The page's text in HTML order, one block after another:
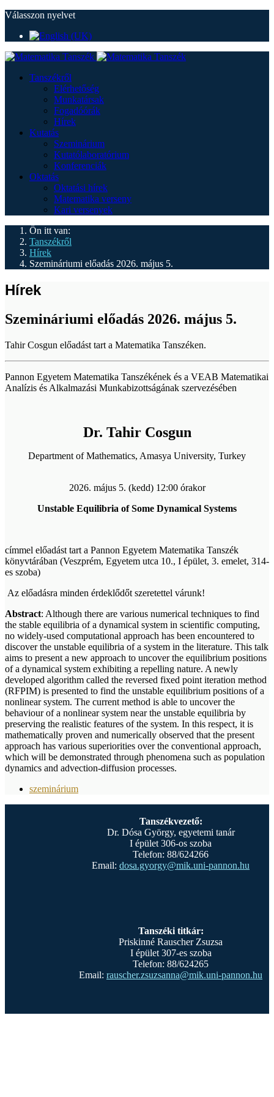
Válasszon nyelvet
Tanszékről
Elérhetőség
Munkatársak
Fogadóórák
Hírek
Kutatás
Szeminárium
Kutatólaboratórium
Konferenciák
Oktatás
Oktatási hírek
Matematika verseny
Kari versenyek
Ön itt van:
Tanszékről
Hírek
Szemináriumi előadás 2026. május 5.
Hírek
Szemináriumi előadás 2026. május 5.
Tahir Cosgun előadást tart a Matematika Tanszéken.
Pannon Egyetem Matematika Tanszékének és a VEAB Matematikai
Analízis és Alkalmazási Munkabizottságának szervezésében
Dr. Tahir Cosgun
Department of Mathematics, Amasya University, Turkey
2026. május 5. (kedd) 12:00 órakor
Unstable Equilibria of Some Dynamical Systems
címmel előadást tart a Pannon Egyetem Matematika Tanszék
könyvtárában (Veszprém, Egyetem utca 10., I épület, 3. emelet, 314-
es szoba)
Az előadásra minden érdeklődőt szeretettel várunk!
Abstract: Although there are various numerical techniques to find
the stable equilibria of a dynamical system in scientific computing,
no widely-used computational approach has been encountered to
discover the unstable equilibria of a system in the literature. This talk
aims to present a new approach to uncover the equilibrium positions
of a dynamical system exhibiting a repelling nature. A newly
developed algorithm called the reversed fixed point iteration method
(RFPIM) is presented to find the unstable equilibrium positions of a
nonlinear system. The current method is able to uncover the
behaviour of a nonlinear system near the unstable equilibria by
preserving the realistic features of the system. In this respect, it is
mathematically proven and numerically observed that the present
approach has various superiorities over the conventional approach,
which will be demonstrated through phenomena such as population
dynamics and advection-diffusion processes.
szeminárium
Tanszékvezető:
Dr. Dósa György, egyetemi tanár
I épület 306-os szoba
Telefon: 88/624266
Email: dosa.gyorgy@mik.uni-pannon.hu
Tanszéki titkár:
Priskinné Rauscher Zsuzsa
I épület 307-es szoba
Telefon: 88/624265
Email: rauscher.zsuzsanna@mik.uni-pannon.hu